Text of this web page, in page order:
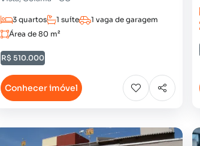
3 quartos 1 suíte
1 vaga de garagem
Área de 80 m²
R$ 510.000
Conhecer imóvel